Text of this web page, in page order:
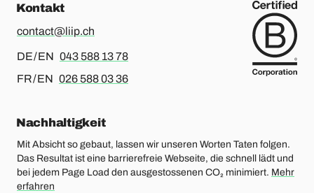
Kontakt
contact@liip.ch
DE / EN Für Deutsch oder Englisch, bitte anrufen
043 588 13 78
FR / EN Für Französisch oder Englisch, bitte anrufen
026 588 03 36
Nachhaltigkeit
Mit Absicht so gebaut, lassen wir unseren Worten Taten folgen.
Das Resultat ist eine barrierefreie Webseite, die schnell lädt und
bei jedem Page Load den ausgestossenen CO₂ minimiert. Mehr
erfahren